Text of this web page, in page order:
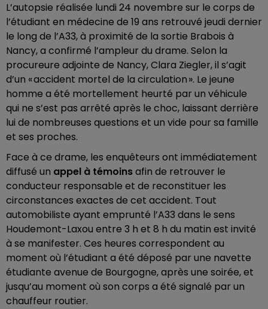
L’autopsie réalisée lundi 24 novembre sur le corps de
l’étudiant en médecine de 19 ans retrouvé jeudi dernier
le long de l’A33, à proximité de la sortie Brabois à
Nancy, a confirmé l’ampleur du drame. Selon la
procureure adjointe de Nancy, Clara Ziegler, il s’agit
d’un « accident mortel de la circulation ». Le jeune
homme a été mortellement heurté par un véhicule
qui ne s’est pas arrêté après le choc, laissant derrière
lui de nombreuses questions et un vide pour sa famille
et ses proches.
Face à ce drame, les enquêteurs ont immédiatement
diffusé un appel à témoinsafin de retrouver le
conducteur responsable et de reconstituer les
circonstances exactes de cet accident. Tout
automobiliste ayant emprunté l’A33 dans le sens
Houdemont-Laxou entre 3 h et 8 h du matin est invité
à se manifester. Ces heures correspondent au
moment où l’étudiant a été déposé par une navette
étudiante avenue de Bourgogne, après une soirée, et
jusqu’au moment où son corps a été signalé par un
chauffeur routier.